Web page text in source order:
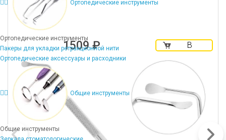
Ортопедические инструменты
Ортопедические инструменты
Пакеры для укладки ретракционной нити
Ортопедические аксессуары и расходники
Общие инструменты
Общие инструменты
1509 ₽
В